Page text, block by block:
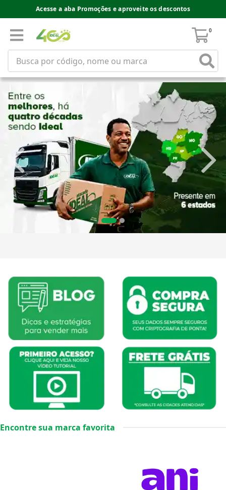
Acesse a aba Promoções e aproveite os descontos
0
Encontre sua marca favorita